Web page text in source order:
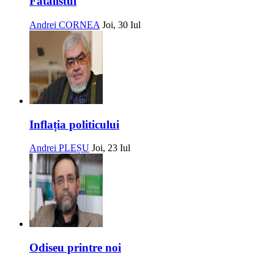
Andrei CORNEA Joi, 30 Iul
Inflația politicului
Andrei PLEȘU Joi, 23 Iul
Odiseu printre noi